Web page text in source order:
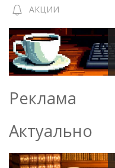
АКЦИИ
Реклама
Актуально